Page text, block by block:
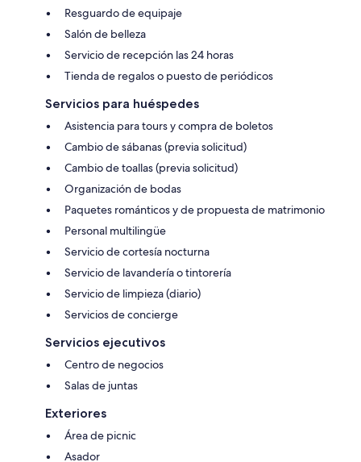
Resguardo de equipaje
Salón de belleza
Servicio de recepción las 24 horas
Tienda de regalos o puesto de periódicos
Servicios para huéspedes
Asistencia para tours y compra de boletos
Cambio de sábanas (previa solicitud)
Cambio de toallas (previa solicitud)
Organización de bodas
Paquetes románticos y de propuesta de matrimonio
Personal multilingüe
Servicio de cortesía nocturna
Servicio de lavandería o tintorería
Servicio de limpieza (diario)
Servicios de concierge
Servicios ejecutivos
Centro de negocios
Salas de juntas
Exteriores
Área de picnic
Asador